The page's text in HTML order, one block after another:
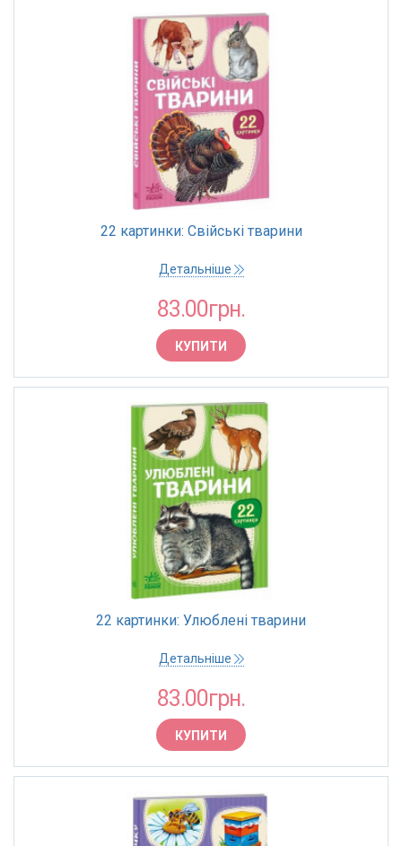
22 картинки: Свійські тварини
Детальніше
83.00грн.
КУПИТИ
22 картинки: Улюблені тварини
Детальніше
83.00грн.
КУПИТИ